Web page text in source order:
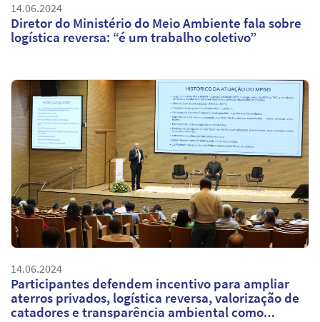
14.06.2024
Diretor do Ministério do Meio Ambiente fala sobre
logística reversa: “é um trabalho coletivo”
14.06.2024
Participantes defendem incentivo para ampliar
aterros privados, logística reversa, valorização de
catadores e transparência ambiental como